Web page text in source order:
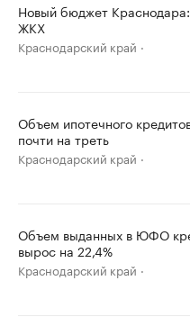
Новый бюджет
ЖКХ
Краснодарский край
Объем ипотечного
почти на треть
Краснодарский край
Объем выданных в ЮФО
вырос на 22,4%
Краснодарский край